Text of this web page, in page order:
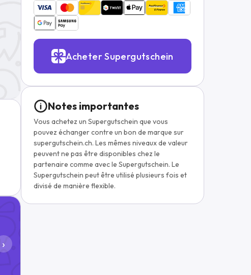
›
Acheter Supergutschein
Notes importantes
Vous achetez un Supergutschein que vous
pouvez échanger contre un bon de marque sur
supergutschein.ch. Les mêmes niveaux de valeur
peuvent ne pas être disponibles chez le
partenaire comme avec le Supergutschein. Le
Supergutschein peut être utilisé plusieurs fois et
divisé de manière flexible.